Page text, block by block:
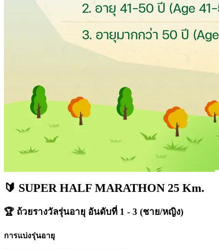
🔰 SUPER HALF MARATHON 25 Km.
🏆 ถ้วยรางวัลรุ่นอายุ อันดับที่ 1 - 3 (ชาย/หญิง)
การแบ่งรุ่นอายุ